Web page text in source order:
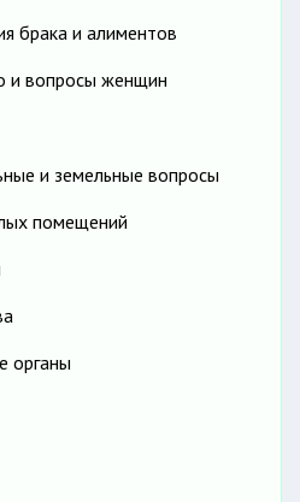
брака и алиментов
и вопросы женщин
и земельные вопросы
помещений
органы